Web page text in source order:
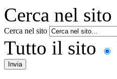
Cerca nel sito
Cerca nel sito
Tutto il sito
Invia